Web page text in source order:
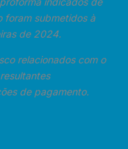
foram submetidos à
de 2024.
relacionados com o
de pagamento.